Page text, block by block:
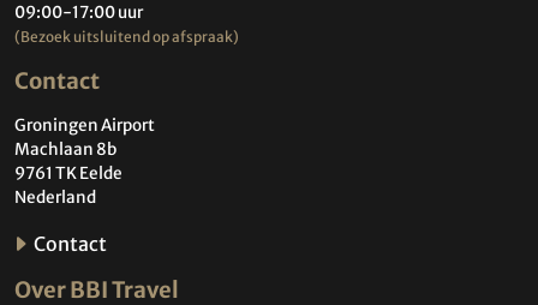
09:00-17:00 uur
(Bezoek uitsluitend op afspraak)
Contact
Groningen Airport
Machlaan 8b
9761 TK Eelde
Nederland
Contact
Over BBI Travel